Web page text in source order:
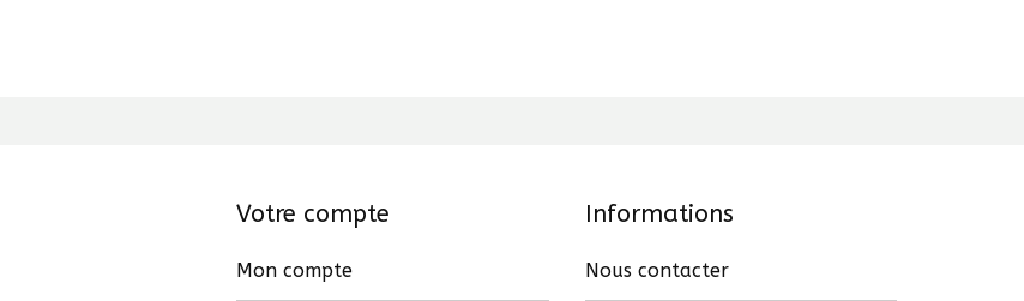
Votre compte
Mon compte
Informations
Nous contacter